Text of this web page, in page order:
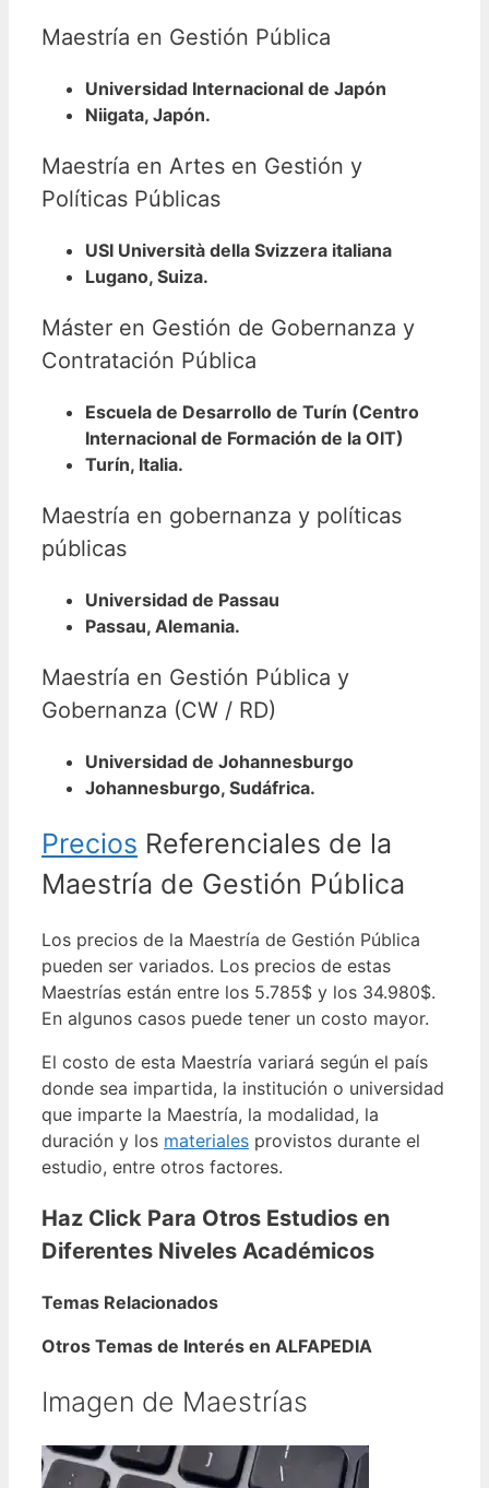
Maestría en Gestión Pública
Universidad Internacional de Japón
Niigata, Japón.
Maestría en Artes en Gestión y
Políticas Públicas
USI Università della Svizzera italiana
Lugano, Suiza.
Máster en Gestión de Gobernanza y
Contratación Pública
Escuela de Desarrollo de Turín (Centro
Internacional de Formación de la OIT)
Turín, Italia.
Maestría en gobernanza y políticas
públicas
Universidad de Passau
Passau, Alemania.
Maestría en Gestión Pública y
Gobernanza (CW / RD)
Universidad de Johannesburgo
Johannesburgo, Sudáfrica.
Precios Referenciales de la
Maestría de Gestión Pública
Los precios de la Maestría de Gestión Pública
pueden ser variados. Los precios de estas
Maestrías están entre los 5.785$ y los 34.980$.
En algunos casos puede tener un costo mayor.
El costo de esta Maestría variará según el país
donde sea impartida, la institución o universidad
que imparte la Maestría, la modalidad, la
duración y los materiales provistos durante el
estudio, entre otros factores.
Haz Click Para Otros Estudios en
Diferentes Niveles Académicos
Temas Relacionados
Otros Temas de Interés en ALFAPEDIA
Imagen de Maestrías